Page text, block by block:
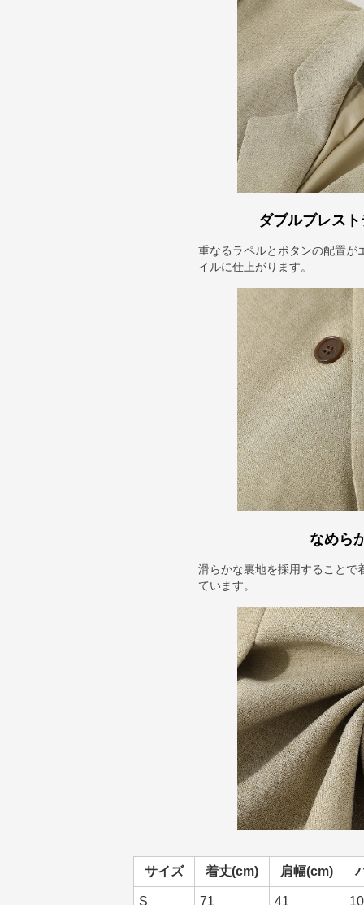
ダブルブレス
重なるラペルとボタンの配置が
イルに仕上がります。
なめら
滑らかな裏地を採用することで
ています。
サイズ 着丈(cm) 肩幅(cm)
S 71 41